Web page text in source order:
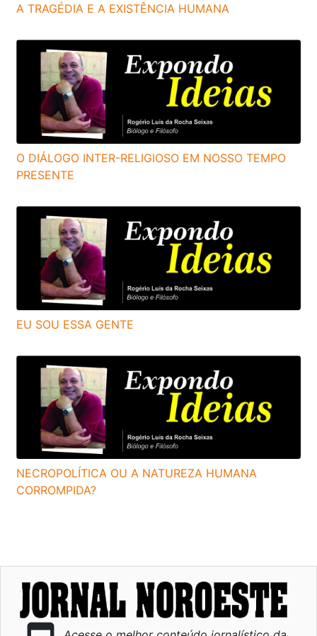
A TRAGÉDIA E A EXISTÊNCIA HUMANA
O DIÁLOGO INTER-RELIGIOSO EM NOSSO TEMPO
PRESENTE
EU SOU ESSA GENTE
NECROPOLÍTICA OU A NATUREZA HUMANA
CORROMPIDA?